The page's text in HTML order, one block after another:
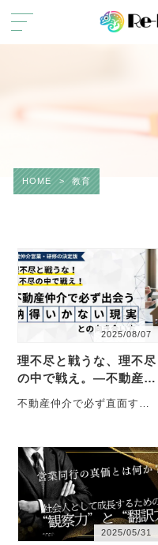
HOME > 教育
2025/08/07
理不尽と戦うな、理不尽
の中で戦え。―不動産仲
介で必ず出会う“納得い
かない現実”との向き合
不動産仲介で必ず直面する
構造的理解と実践マインド
で、・・・
2025/05/31